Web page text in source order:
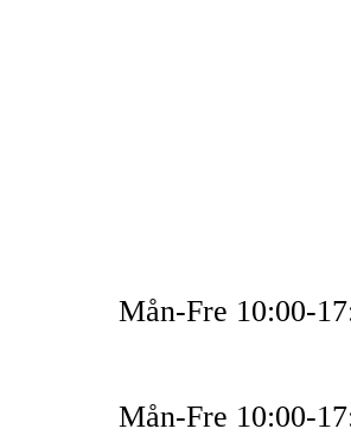
Mån-Fre 10:00-
Mån-Fre 10:00-